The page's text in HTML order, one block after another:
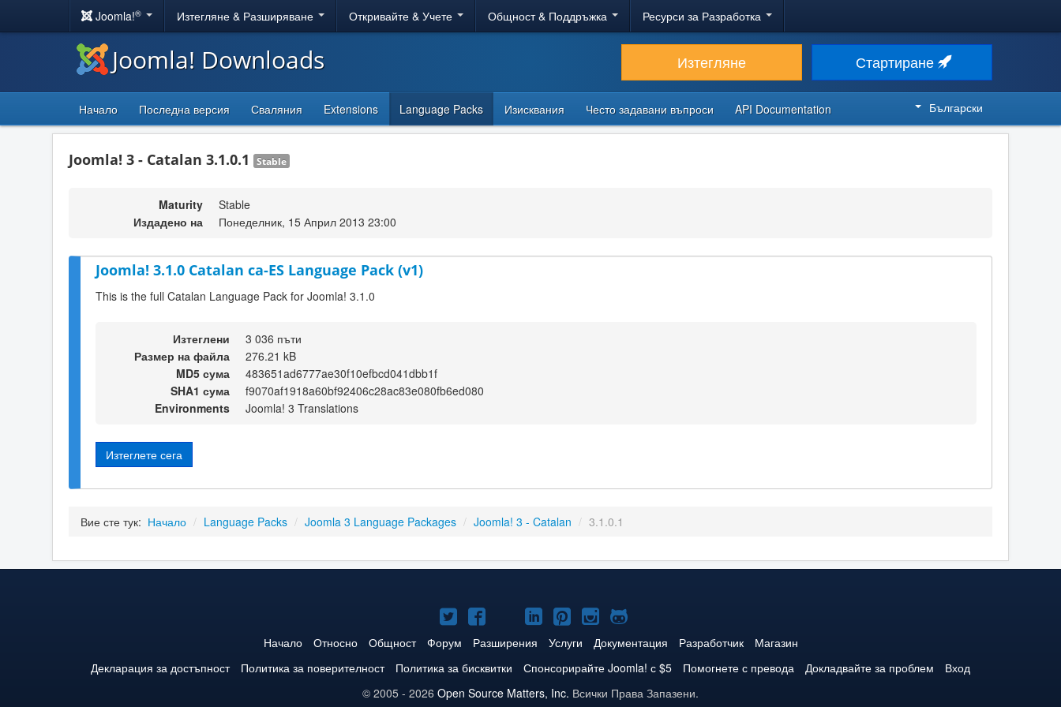
Joomla!® Изтегляне & Разширяване Откривайте & Учете Общност & Поддръжка Ресурси за Разработка
Joomla! Downloads Изтегляне Стартиране
Начало Последна версия Сваляния Extensions Language Packs Изисквания Често задавани въпроси API Documentation Български
Joomla! 3 - Catalan 3.1.0.1 Stable
Maturity
Stable
Издадено на
Понеделник, 15 Април 2013 23:00
Joomla! 3.1.0 Catalan ca-ES Language Pack (v1)
This is the full Catalan Language Pack for Joomla! 3.1.0
Изтеглени
3 036 пъти
Размер на файла
276.21 kB
MD5 сума
483651ad6777ae30f10efbcd041dbb1f
SHA1 сума
f9070af1918a60bf92406c28ac83e080fb6ed080
Environments
Joomla! 3 Translations
Изтеглете сега
Вие сте тук: Начало / Language Packs / Joomla 3 Language Packages / Joomla! 3 - Catalan / 3.1.0.1
Joomla!
в
Twitter
Joomla!
във
Facebook
Joomla!
в
YouTube
Joomla!
в
LinkedIn
Joomla!
в
Pinterest
Joomla!
в
Instagram
Joomla!
в
GitHub
Начало Относно Общност Форум Разширения Услуги Документация Разработчик
Магазин
Декларация за достъпност
Политика за поверителност Политика за бисквитки Спонсорирайте Joomla! с $5 Помогнете с превода Докладвайте за проблем
Вход
© 2005 - 2026 Open Source Matters, Inc. Всички Права Запазени.